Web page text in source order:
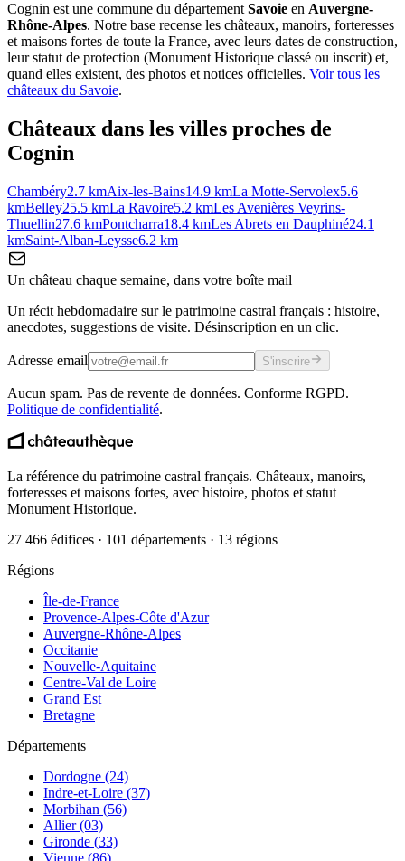
Cognin est une commune du départementSavoie en Auvergne-
Rhône-Alpes. Notre base recense les châteaux, manoirs, forteresses
et maisons fortes de toute la France, avec leurs dates de construction,
leur statut de protection (Monument Historique classé ou inscrit) et,
quand elles existent, des photos et notices officielles. Voir tous les
châteaux du Savoie.
Châteaux dans les villes proches de
Cognin
Chambéry2.7 kmAix-les-Bains14.9 kmLa Motte-Servolex5.6
kmBelley25.5 kmLa Ravoire5.2 kmLes Avenières Veyrins-
Thuellin27.6 kmPontcharra18.4 kmLes Abrets en Dauphiné24.1
kmSaint-Alban-Leysse6.2 km
Un château chaque semaine, dans votre boîte mail
Un récit hebdomadaire sur le patrimoine castral français : histoire,
anecdotes, suggestions de visite. Désinscription en un clic.
Adresse email S'inscrire
Aucun spam. Pas de revente de données. Conforme RGPD.
Politique de confidentialité.
La référence du patrimoine castral français. Châteaux, manoirs,
forteresses et maisons fortes, avec histoire, photos et statut
Monument Historique.
27 466 édifices · 101 départements · 13 régions
Régions
Île-de-France
Provence-Alpes-Côte d'Azur
Auvergne-Rhône-Alpes
Occitanie
Nouvelle-Aquitaine
Centre-Val de Loire
Grand Est
Bretagne
Départements
Dordogne (24)
Indre-et-Loire (37)
Morbihan (56)
Allier (03)
Gironde (33)